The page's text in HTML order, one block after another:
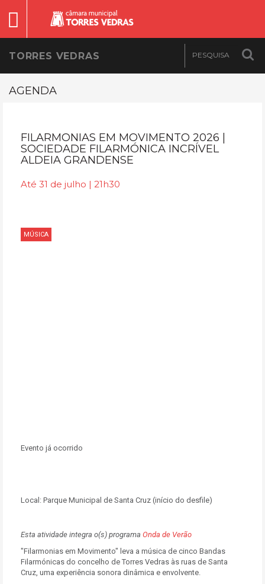
TORRES VEDRAS
AGENDA
FILARMONIAS EM MOVIMENTO 2026 |
SOCIEDADE FILARMÓNICA INCRÍVEL
ALDEIA GRANDENSE
Até 31 de julho | 21h30
MÚSICA
Evento já ocorrido
Local: Parque Municipal de Santa Cruz (início do desfile)
Esta atividade integra o(s) programa Onda de Verão
"Filarmonias em Movimento" leva a música de cinco Bandas
Filarmónicas do concelho de Torres Vedras às ruas de Santa
Cruz, uma experiência sonora dinâmica e envolvente.